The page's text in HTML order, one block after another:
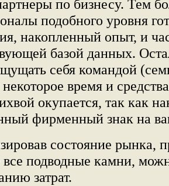
по бизнесу. Тем
подобного уровня
накопленный опыт, и
базой данных.
себя командой
некоторое время и
окупается, так как
фирменный знак на
состояние рынка,
подводные камни,
затрат.